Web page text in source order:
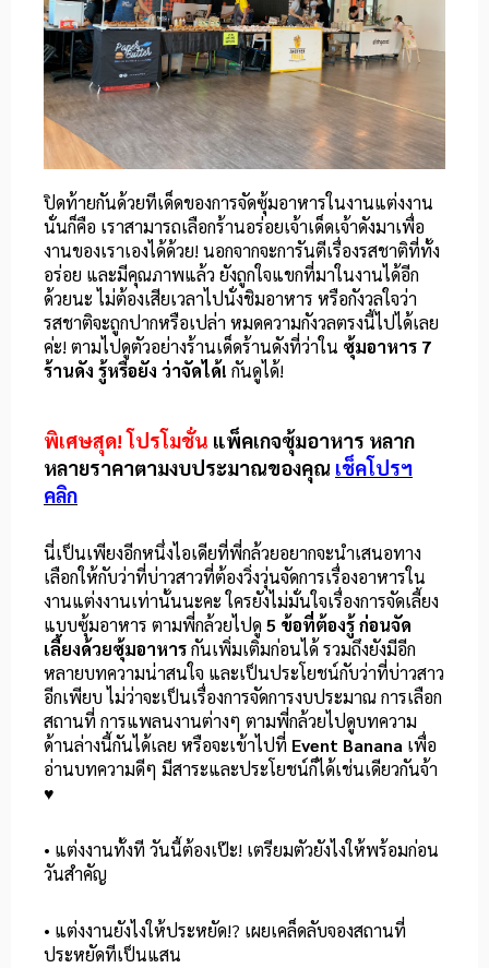
ปิดท้ายกันด้วยทีเด็ดของการจัดซุ้มอาหารในงานแต่งงาน
นั่นก็คือ เราสามารถเลือกร้านอร่อยเจ้าเด็ดเจ้าดังมาเพื่อ
งานของเราเองได้ด้วย! นอกจากจะการันตีเรื่องรสชาติที่ทั้ง
อร่อย และมีคุณภาพแล้ว ยังถูกใจแขกที่มาในงานได้อีก
ด้วยนะ ไม่ต้องเสียเวลาไปนั่งชิมอาหาร หรือกังวลใจว่า
รสชาติจะถูกปากหรือเปล่า หมดความกังวลตรงนี้ไปได้เลย
ค่ะ! ตามไปดูตัวอย่างร้านเด็ดร้านดังที่ว่าใน ซุ้มอาหาร 7
ร้านดัง รู้หรือยัง ว่าจัดได้! กันดูได้!
พิเศษสุด! โปรโมชั่น แพ็คเกจซุ้มอาหาร หลาก
หลายราคาตามงบประมาณของคุณ เช็คโปรฯ
คลิก
นี่เป็นเพียงอีกหนึ่งไอเดียที่พี่กล้วยอยากจะนำเสนอทาง
เลือกให้กับว่าที่บ่าวสาวที่ต้องวิ่งวุ่นจัดการเรื่องอาหารใน
งานแต่งงานเท่านั้นนะคะ ใครยังไม่มั่นใจเรื่องการจัดเลี้ยง
แบบซุ้มอาหาร ตามพี่กล้วยไปดู 5 ข้อที่ต้องรู้ ก่อนจัด
เลี้ยงด้วยซุ้มอาหารกันเพิ่มเติมก่อนได้ รวมถึงยังมีอีก
หลายบทความน่าสนใจ และเป็นประโยชน์กับว่าที่บ่าวสาว
อีกเพียบ ไม่ว่าจะเป็นเรื่องการจัดการงบประมาณ การเลือก
สถานที่ การแพลนงานต่างๆ ตามพี่กล้วยไปดูบทความ
ด้านล่างนี้กันได้เลย หรือจะเข้าไปที่ Event Banana เพื่อ
อ่านบทความดีๆ มีสาระและประโยชน์ก็ได้เช่นเดียวกันจ้า
♥
• แต่งงานทั้งที วันนี้ต้องเป๊ะ! เตรียมตัวยังไงให้พร้อมก่อน
วันสำคัญ
• แต่งงานยังไงให้ประหยัด!? เผยเคล็ดลับจองสถานที่
ประหยัดทีเป็นแสน